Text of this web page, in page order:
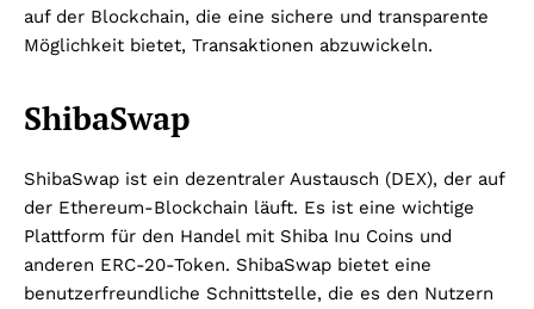
auf der Blockchain, die eine sichere und transparente
Möglichkeit bietet, Transaktionen abzuwickeln.
ShibaSwap
ShibaSwap ist ein dezentraler Austausch (DEX), der auf
der Ethereum-Blockchain läuft. Es ist eine wichtige
Plattform für den Handel mit Shiba Inu Coins und
anderen ERC-20-Token. ShibaSwap bietet eine
benutzerfreundliche Schnittstelle, die es den Nutzern